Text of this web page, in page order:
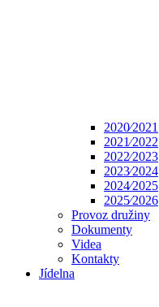
2020⁄2021
2021⁄2022
2022⁄2023
2023⁄2024
2024⁄2025
2025⁄2026
Provoz družiny
Dokumenty
Videa
Kontakty
Jídelna